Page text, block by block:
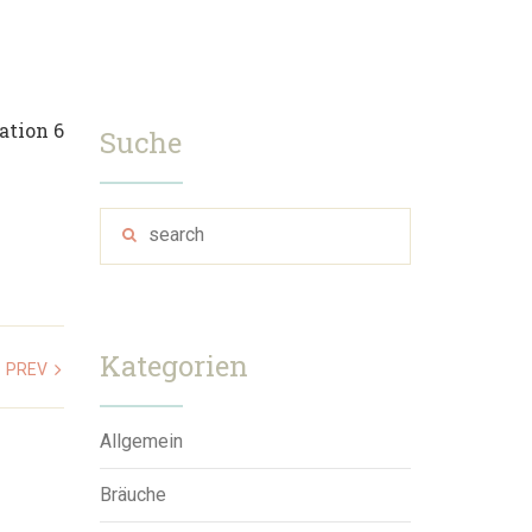
PREV
Suche
Kategorien
Allgemein
Bräuche